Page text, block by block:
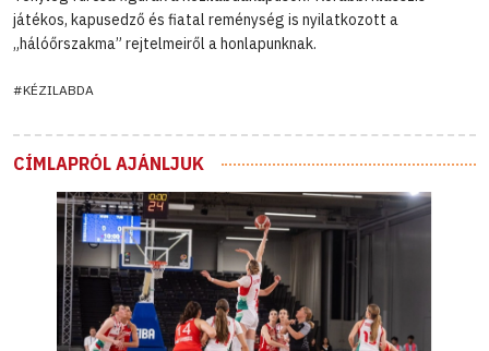
játékos, kapusedző és fiatal reménység is nyilatkozott a
„hálóőrszakma” rejtelmeiről a honlapunknak.
#KÉZILABDA
CÍMLAPRÓL AJÁNLJUK